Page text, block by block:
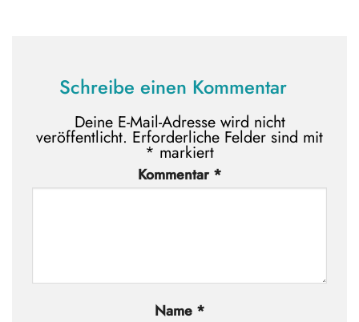
Schreibe einen Kommentar
Deine E-Mail-Adresse wird nicht
veröffentlicht. Erforderliche Felder sind mit
* markiert
Kommentar *
Name *